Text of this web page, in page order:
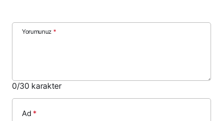
Yorumunuz *
0/30 karakter
Ad *